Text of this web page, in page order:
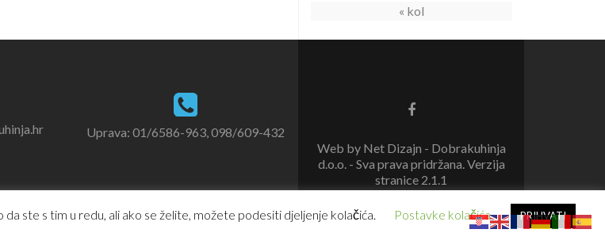
« kol
Uprava: 01/6586-963, 098/609-432
Web by Net Dizajn - Dobrakuhinja
d.o.o. - Sva prava pridržana. Verzija
stranice 2.1.1
ste s tim u redu, ali ako se želite, možete podesiti djeljenje kolačića. Postavke kolačića PRIHVATI